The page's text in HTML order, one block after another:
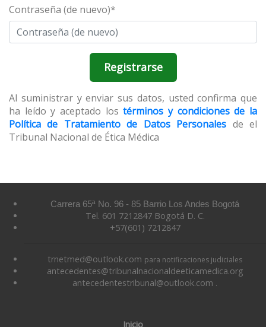
Contraseña (de nuevo)*
Registrarse
Al suministrar y enviar sus datos, usted confirma que
ha leído y aceptado lostérminos y condiciones de la
Política de Tratamiento de Datos Personales de el
Tribunal Nacional de Ética Médica
Carrera 65ª No. 96 - 85 Barrio Los Andes Bogotá
Tel. 601 7212847 Bogotá D. C.
+57(601) 7212847
trnetmed@outlook.com para notificaciones judiciales
antecedentes@tribunalnacionaldeeticamedica.org
antecedentestribunal@outlook.com .
Inicio